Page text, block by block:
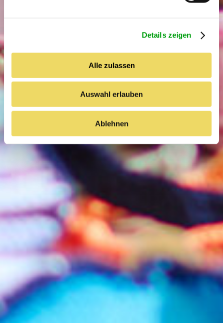
s
a
u
s
w
Details zeigen
Alle zulassen
Auswahl erlauben
Ablehnen